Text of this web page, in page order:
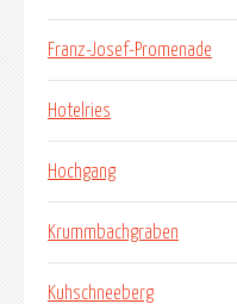
Franz-Josef-Promenade
Hotelries
Hochgang
Krummbachgraben
Kuhschneeberg